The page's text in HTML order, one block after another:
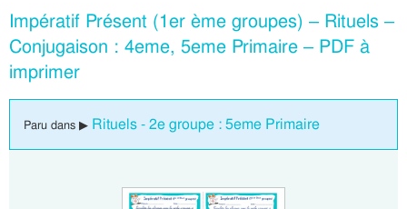
Impératif Présent (1er ème groupes) – Rituels –
Conjugaison : 4eme, 5eme Primaire – PDF à
imprimer
Paru dans ▶ Rituels - 2e groupe : 5eme Primaire